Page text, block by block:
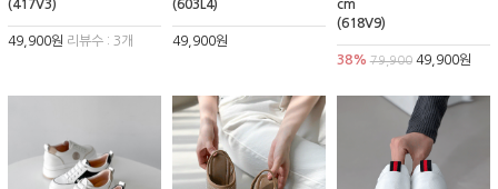
(417V3)
49,900원 리뷰수 : 3개
(603L4)
49,900원
cm
(618V9)
38% 79,90049,900원